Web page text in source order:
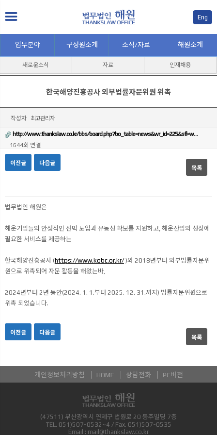
Eng
업무분야 구성원소개 소식/자료
새로운소식 자료 인재채용
해원소개
한국해양진흥공사 외부법률자문위원 위촉
작성자 최고관리자
http://www.thankslaw.co.kr/bbs/board.php?bo_table=news&wr_id=225&sfl=w…
1644회 연결
이전글 다음글
목록
본문
법무법인 해원은
해운기업들의 안정적인 선박 도입과 유동성 확보를 지원하고, 해운산업의 성장에
필요한 서비스를 제공하는
한국해양진흥공사 (https://www.kobc.or.kr/)와 2018년부터 외부법률자문위
원으로 위촉되어 자문 활동을 해왔는바,
2024년부터 2년 동안(2024. 1. 1.부터 2025. 12. 31.까지) 법률자문위원으로
위촉 되었습니다.
이전글 다음글
목록
개인정보처리방침 HOME 상담전화 PC버전
(47511) 부산광역시 연제구 법원로 20 동주빌딩 7층
TEL. 051)507-0532~4 / Fax. 051)507-0535
Email : mail@thankslaw.co.kr